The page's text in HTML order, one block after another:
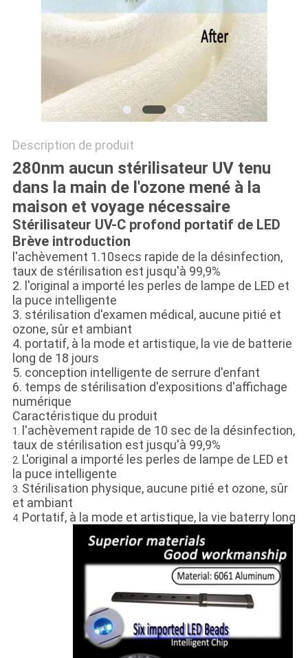
PRIVACY
POLICY
Description de produit
280nm aucun stérilisateur UV tenu
dans la main de l'ozone mené à la
maison et voyage nécessaire
Stérilisateur UV-C profond portatif de LED
Brève introduction
l'achèvement 1.10secs rapide de la désinfection,
taux de stérilisation est jusqu'à 99,9%
2. l'original a importé les perles de lampe de LED et
la puce intelligente
3. stérilisation d'examen médical, aucune pitié et
ozone, sûr et ambiant
4. portatif, à la mode et artistique, la vie de batterie
long de 18 jours
5. conception intelligente de serrure d'enfant
6. temps de stérilisation d'expositions d'affichage
numérique
Caractéristique du produit
1. l'achèvement rapide de 10 sec de la désinfection,
taux de stérilisation est jusqu'à 99,9%
2. L'original a importé les perles de lampe de LED et
la puce intelligente
3. Stérilisation physique, aucune pitié et ozone, sûr
et ambiant
4. Portatif, à la mode et artistique, la vie baterry long